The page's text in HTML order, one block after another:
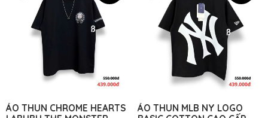
ÁO THUN CHROME HEARTS
ÁO THUN MLB NY LOGO